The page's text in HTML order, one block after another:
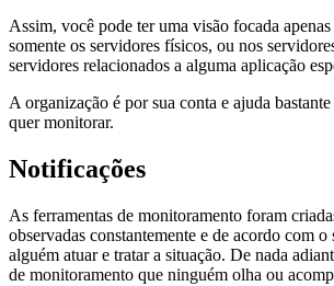
Assim, você pode ter uma visão focada
somente os servidores físicos, ou nos
servidores relacionados a alguma aplicação
A organização é por sua conta e ajuda
quer monitorar.
Notificações
As ferramentas de monitoramento foram
observadas constantemente e de acordo com o
alguém atuar e tratar a situação. De nada
de monitoramento que ninguém olha ou